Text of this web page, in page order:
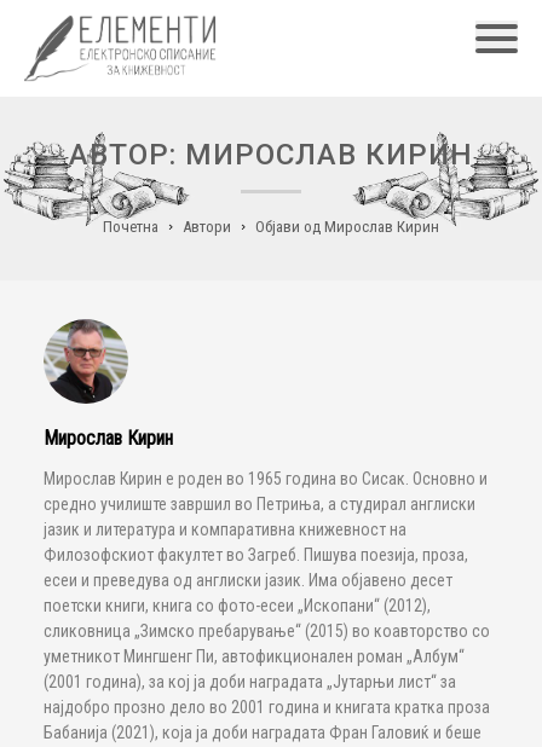
АВТОР: МИРОСЛАВ КИРИН
Почетна Автори Објави од Мирослав Кирин
Мирослав Кирин
Мирослав Кирин е роден во 1965 година во Сисак. Основно и
средно училиште завршил во Петриња, а студирал англиски
јазик и литература и компаративна книжевност на
Филозофскиот факултет во Загреб. Пишува поезија, проза,
есеи и преведува од англиски јазик. Има објавено десет
поетски книги, книга со фото-есеи „Ископани“ (2012),
сликовница „Зимско пребарување“ (2015) во коавторство со
уметникот Мингшенг Пи, автофикционален роман „Албум“
(2001 година), за кој ја доби наградата „Јутарњи лист“ за
најдобро прозно дело во 2001 година и книгата кратка проза
Бабанија (2021), која ја доби наградата Фран Галовиќ и беше